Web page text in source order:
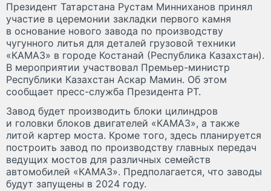
Президент Татарстана Рустам Минниханов принял
участие в церемонии закладки первого камня
в основание нового завода по производству
чугунного литья для деталей грузовой техники
«КАМАЗ» в городе Костанай (Республика Казахстан).
В мероприятии участвовал Премьер-министр
Республики Казахстан Аскар Мамин. Об этом
сообщает пресс-служба Президента РТ.
Завод будет производить блоки цилиндров
и головки блоков двигателей «КАМАЗ», а также
литой картер моста. Кроме того, здесь планируется
построить завод по производству главных передач
ведущих мостов для различных семейств
автомобилей «КАМАЗ». Предполагается, что заводы
будут запущены в 2024 году.